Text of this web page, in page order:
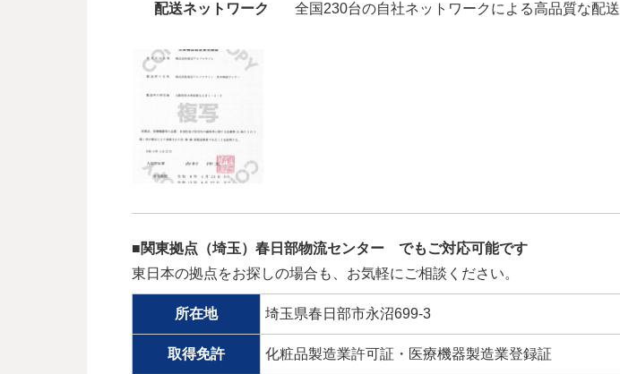
配送ネットワーク
全国230台の自社ネットワークによる高品質な配送
■関東拠点（埼玉）春日部物流センター でもご対応可能です
東日本の拠点をお探しの場合も、お気軽にご相談ください。
所在地 埼玉県春日部市永沼699-3
取得免許 化粧品製造業許可証・医療機器製造業登録証